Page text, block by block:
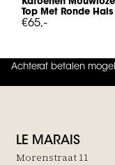
Top Met Ronde Hals
€65,-
Achteraf betalen
4.9 uit 5 (
LE MARAIS
Morenstraat 11